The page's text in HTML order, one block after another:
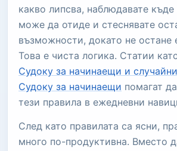
какво липсва, наблюдавате
може да отиде и стеснявате
възможности, докато не остане
Това е чиста логика. Статии
Судоку за начинаещи и
Судоку за начинаещи помагат
тези правила в ежедневни
След като правилата са ясни,
много по-продуктивна. Вместо